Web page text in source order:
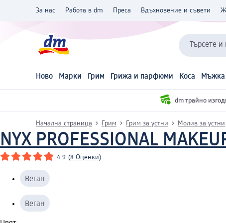
За нас Работа в dm Преса Вдъхновение и съвети
Търсете
Ново Марки Грим Грижа и парфюми Коса Мъжка
dm трайно
Начална страница Грим Грим за устни Молив за устни
NYX PROFESSIONAL
4.9 (8 Оценки)
Веган
Веган